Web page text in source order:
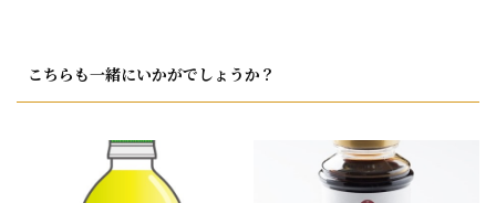
こちらも一緒にいかがでしょうか？